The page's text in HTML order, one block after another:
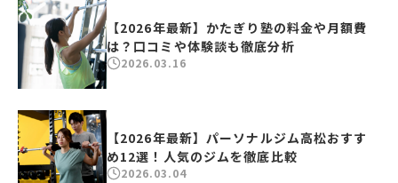
【2026年最新】かたぎり塾の料金や月額費
は？口コミや体験談も徹底分析
2026.03.16
【2026年最新】パーソナルジム高松おすす
め12選！人気のジムを徹底比較
2026.03.04